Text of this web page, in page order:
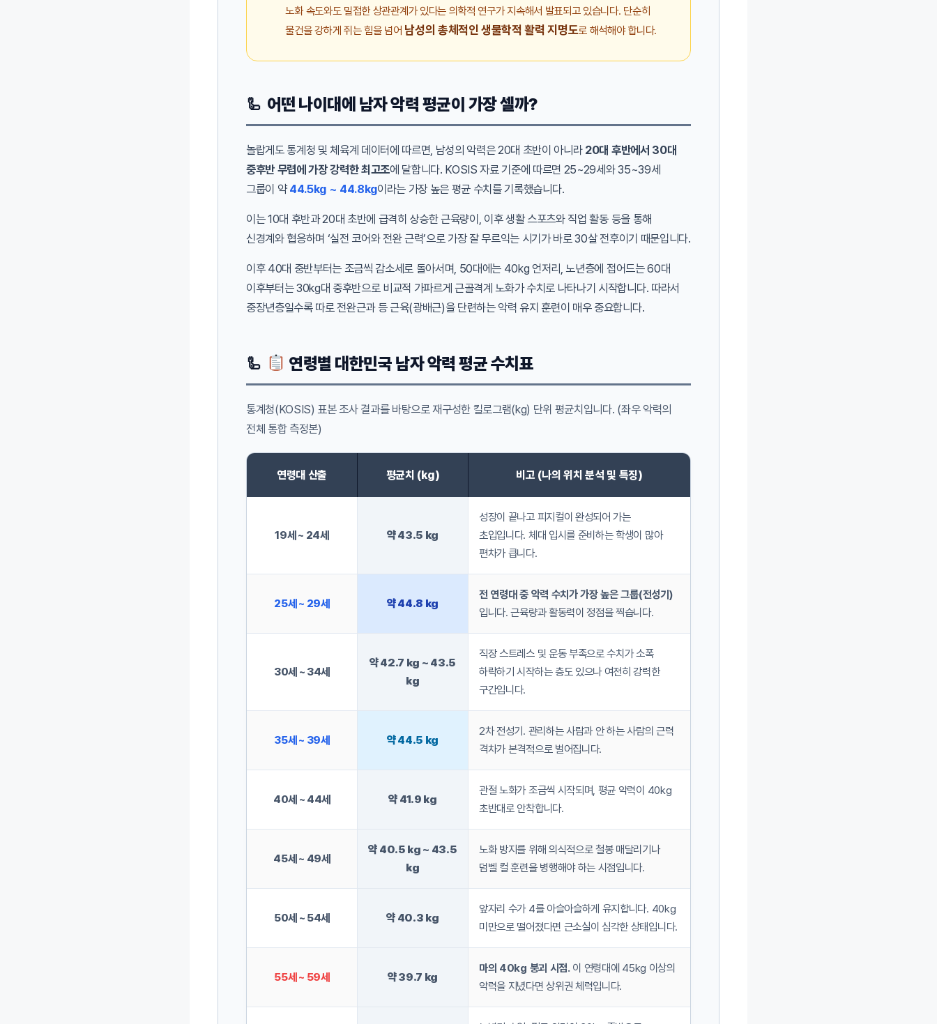
노화 속도와도 밀접한 상관관계가 있다는 의학적 연구가 지속해서 발표되고 있습니다. 단순히
물건을 강하게 쥐는 힘을 넘어 남성의 총체적인 생물학적 활력 지명도로 해석해야 합니다.
어떤 나이대에 남자 악력 평균이 가장 셀까?
놀랍게도 통계청 및 체육계 데이터에 따르면, 남성의 악력은 20대 초반이 아니라 20대 후반에서 30대
중후반 무렵에 가장 강력한 최고조에 달합니다. KOSIS 자료 기준에 따르면 25~29세와 35~39세
그룹이 약44.5kg ~ 44.8kg이라는 가장 높은 평균 수치를 기록했습니다.
이는 10대 후반과 20대 초반에 급격히 상승한 근육량이, 이후 생활 스포츠와 직업 활동 등을 통해
신경계와 협응하며 ‘실전 코어와 전완 근력’으로 가장 잘 무르익는 시기가 바로 30살 전후이기 때문입니다.
이후 40대 중반부터는 조금씩 감소세로 돌아서며, 50대에는 40kg 언저리, 노년층에 접어드는 60대
이후부터는 30kg대 중후반으로 비교적 가파르게 근골격계 노화가 수치로 나타나기 시작합니다. 따라서
중장년층일수록 따로 전완근과 등 근육(광배근)을 단련하는 악력 유지 훈련이 매우 중요합니다.
연령별 대한민국 남자 악력 평균 수치표
통계청(KOSIS) 표본 조사 결과를 바탕으로 재구성한 킬로그램(kg) 단위 평균치입니다. (좌우 악력의
전체 통합 측정본)
연령대 산출 평균치 (kg) 비고 (나의 위치 분석 및 특징)
19세 ~ 24세 약 43.5 kg
성장이 끝나고 피지컬이 완성되어 가는
초입입니다. 체대 입시를 준비하는 학생이 많아
편차가 큽니다.
25세 ~ 29세 약 44.8 kg
전 연령대 중 악력 수치가 가장 높은 그룹(전성기)
입니다. 근육량과 활동력이 정점을 찍습니다.
30세 ~ 34세
약 42.7 kg ~ 43.5
kg
직장 스트레스 및 운동 부족으로 수치가 소폭
하락하기 시작하는 층도 있으나 여전히 강력한
구간입니다.
35세 ~ 39세 약 44.5 kg
2차 전성기. 관리하는 사람과 안 하는 사람의 근력
격차가 본격적으로 벌어집니다.
40세 ~ 44세 약 41.9 kg
관절 노화가 조금씩 시작되며, 평균 악력이 40kg
초반대로 안착합니다.
45세 ~ 49세
약 40.5 kg ~ 43.5
kg
노화 방지를 위해 의식적으로 철봉 매달리기나
덤벨 컬 훈련을 병행해야 하는 시점입니다.
50세 ~ 54세 약 40.3 kg
앞자리 수가 4를 아슬아슬하게 유지합니다. 40kg
미만으로 떨어졌다면 근소실이 심각한 상태입니다.
55세 ~ 59세 약 39.7 kg
마의 40kg 붕괴 시점.이 연령대에 45kg 이상의
악력을 지녔다면 상위권 체력입니다.